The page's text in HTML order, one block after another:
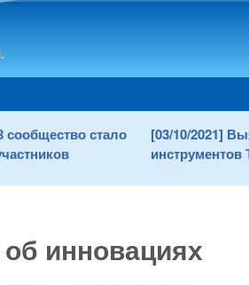
сообщество стало
[03/10/2021]
инструментов
инновациях